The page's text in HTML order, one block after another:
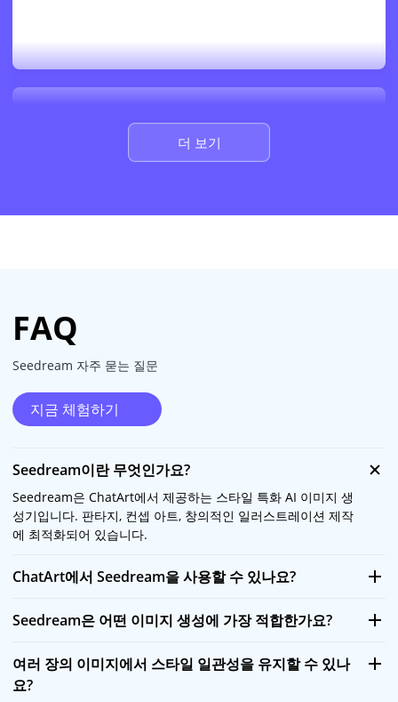
더 보기
FAQ
Seedream 자주 묻는 질문
지금 체험하기
Seedream이란 무엇인가요?
Seedream은 ChatArt에서 제공하는 스타일 특화 AI 이미지 생
성기입니다. 판타지, 컨셉 아트, 창의적인 일러스트레이션 제작
에 최적화되어 있습니다.
ChatArt에서 Seedream을 사용할 수 있나요?
Seedream은 어떤 이미지 생성에 가장 적합한가요?
여러 장의 이미지에서 스타일 일관성을 유지할 수 있나
요?